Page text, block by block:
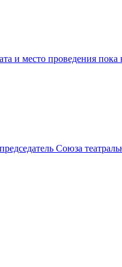
и место проведения
Союза